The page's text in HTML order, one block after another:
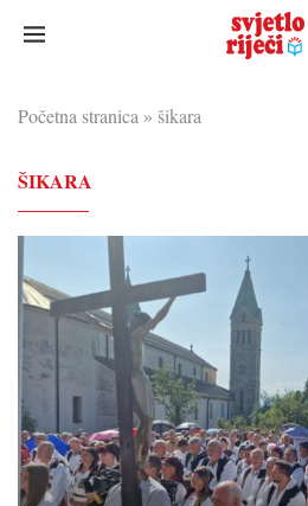
Početna stranica » šikara
ŠIKARA